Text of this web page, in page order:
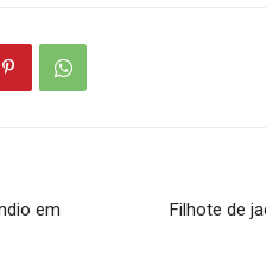
em
Filhote de